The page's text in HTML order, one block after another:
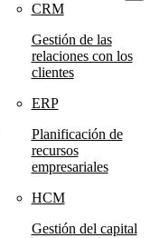
CRM
Gestión de las
relaciones con los
clientes
ERP
Planificación de
recursos
empresariales
HCM
Gestión del capital